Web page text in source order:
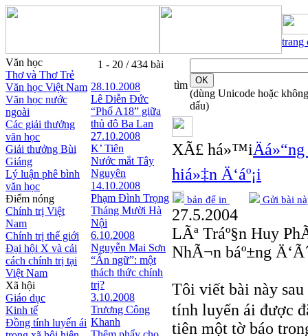
trang
Văn học
Thơ và Thơ Trẻ
Văn học Việt Nam
Văn học nước
ngoài
Các giải thưởng
văn học
Giải thưởng Bùi
Giáng
Lý luận phê bình
văn học
Điểm nóng
Chính trị Việt
Nam
Chính trị thế giới
Đại hội X và cải
cách chính trị tại
Việt Nam
Xã hội
Giáo dục
Kinh tế
Đồng tính luyến ái
1 - 20 / 434 bài
28.10.2008
Lê Diễn Đức
“Phố A18” giữa
thủ đô Ba Lan
27.10.2008
K’ Tiên
Nước mắt Tây
Nguyên
14.10.2008
Phạm Đình Trọng
Tháng Mười Hà
Nội
6.10.2008
Nguyễn Mai Sơn
“Ẩn ngữ”: một
thách thức chính
trị?
3.10.2008
Trương Công
Khanh
tìm
(dùng Unicode hoặc không
dấu)
XÃ£ há»™i
hiá»‡n Ä‘áº¡i
bản để in Gửi bài
27.5.2004
LÃª Tráº§n Huy
NhÃ¬n báº±ng
Tôi viết bài này
tính luyến ái được
tiên một tờ báo